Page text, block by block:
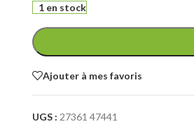
1 en stock
Ajouter à mes favoris
UGS : 27361 47441